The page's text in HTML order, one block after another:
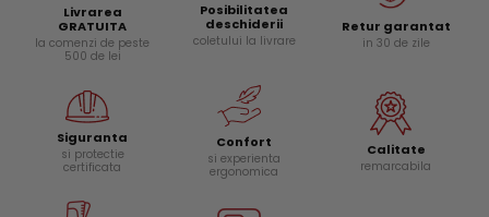
Livrarea
GRATUITA
la comenzi de peste
500 de lei
Posibilitatea
deschiderii
coletului la livrare
Retur garantat
in 30 de zile
Siguranta
si protectie
certificata
Confort
si experienta
ergonomica
Calitate
remarcabila